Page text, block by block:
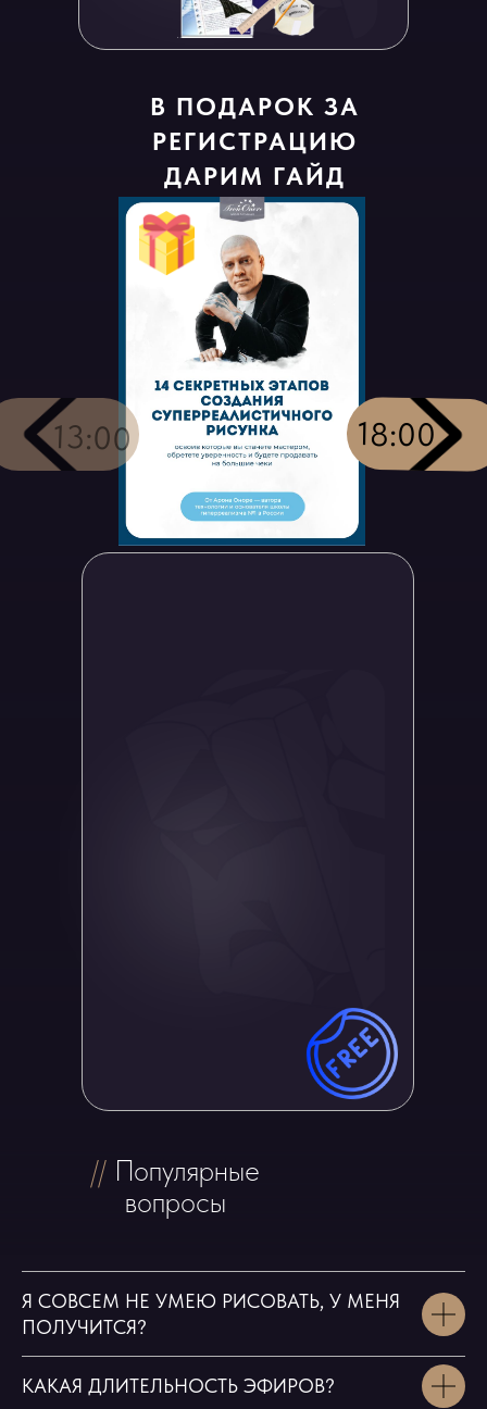
В ПОДАРОК ЗА
РЕГИСТРАЦИЮ
ДАРИМ ГАЙД
13:00 18:00
// Популярные
вопросы
Я СОВСЕМ НЕ УМЕЮ РИСОВАТЬ, У МЕНЯ
ПОЛУЧИТСЯ?
КАКАЯ ДЛИТЕЛЬНОСТЬ ЭФИРОВ?